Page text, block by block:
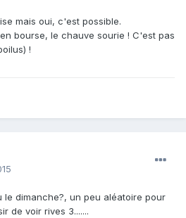
mais oui, c'est possible.
bourse, le chauve sourie ! C'est pas
!
le dimanche?, un peu aléatoire pour
de voir rives 3.......